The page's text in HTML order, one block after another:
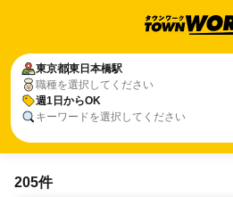
東京都東日本橋駅
職種を選択してください
週1日からOK
キーワードを選択してください
205件